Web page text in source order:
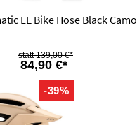
LE Bike Hose Black Camo
84,90 €*
139,00 €*
-39%